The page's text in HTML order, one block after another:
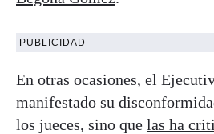
PUBLICIDAD
En otras ocasiones, el
manifestado su
los jueces, sino que las ha